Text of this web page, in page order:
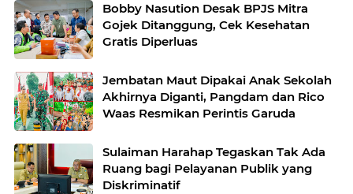
Bobby Nasution Desak BPJS Mitra
Gojek Ditanggung, Cek Kesehatan
Gratis Diperluas
Jembatan Maut Dipakai Anak Sekolah
Akhirnya Diganti, Pangdam dan Rico
Waas Resmikan Perintis Garuda
Sulaiman Harahap Tegaskan Tak Ada
Ruang bagi Pelayanan Publik yang
Diskriminatif